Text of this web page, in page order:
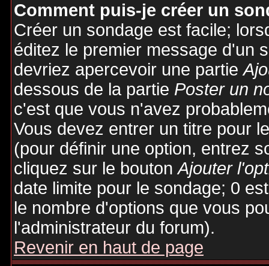
Comment puis-je créer un
Créer un sondage est facile;
éditez le premier message d'un
devriez apercevoir une partie
dessous de la partiePoster un
c'est que vous n'avez
Vous devez entrer un titre pour
(pour définir une option, entrez
cliquez sur le boutonAjouter
date limite pour le sondage; 0
le nombre d'options que vous
l'administrateur du forum).
Revenir en haut de page